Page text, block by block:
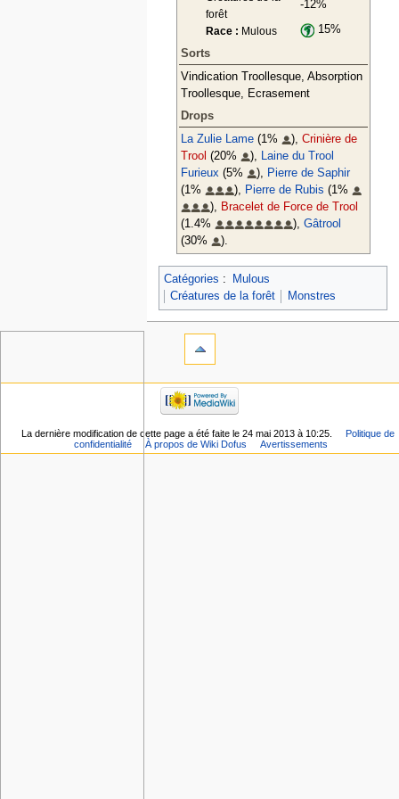
forêt
Race : Mulous
-12%
15%
Sorts
Vindication Troollesque, Absorption
Troollesque, Ecrasement
Drops
La Zulie Lame(1% ), Crinière de
Trool (20% ), Laine du Trool
Furieux (5% ), Pierre de Saphir
(1%
), Pierre de Rubis (1%
), Bracelet de Force de Trool
(1.4%
), Gâtrool
(30%
).
Catégories :
Mulous
Créatures de la forêt
Monstres
La dernière modification de cette page a été faite le 24 mai 2013 à 10:25.
Politique de
confidentialité
À propos de Wiki Dofus Avertissements